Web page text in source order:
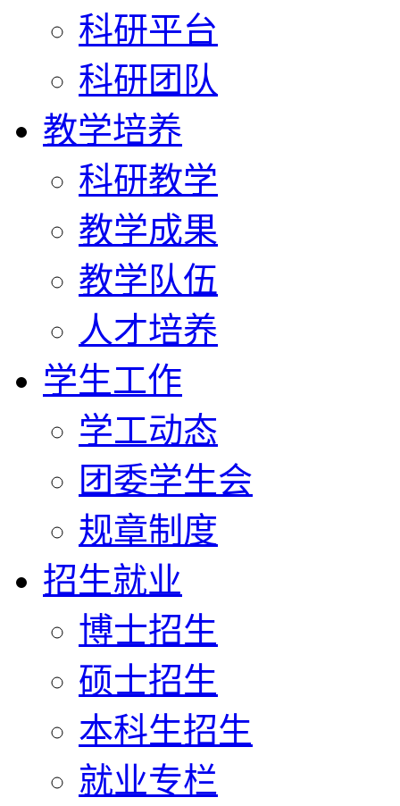
科研平台
科研团队
教学培养
科研教学
教学成果
教学队伍
人才培养
学生工作
学工动态
团委学生会
规章制度
招生就业
博士招生
硕士招生
本科生招生
就业专栏